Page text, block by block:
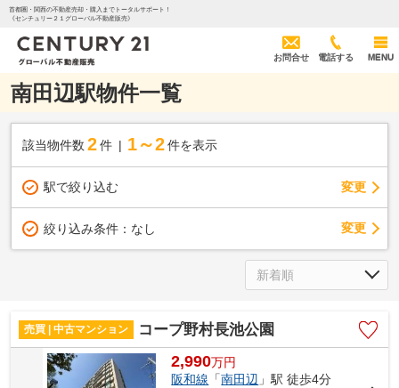
首都圏・関西の不動産売却・購入までトータルサポート！
《センチュリー２１グローバル不動産販売》
お問合せ 電話する MENU
南田辺駅物件一覧
該当物件数 2件 1～2 件を表示
駅で絞り込む 変更
絞り込み条件： なし 変更
売買 | 中古マンション コープ野村長池公園
2,990万円
阪和線 「南田辺 」駅 徒歩4分